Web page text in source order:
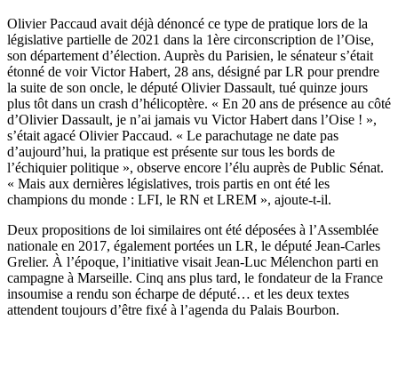
Olivier Paccaud avait déjà dénoncé ce type de pratique lors de la
législative partielle de 2021 dans la 1ère circonscription de l’Oise,
son département d’élection. Auprès du Parisien, le sénateur s’était
étonné de voir Victor Habert, 28 ans, désigné par LR pour prendre
la suite de son oncle, le député Olivier Dassault, tué quinze jours
plus tôt dans un crash d’hélicoptère. « En 20 ans de présence au côté
d’Olivier Dassault, je n’ai jamais vu Victor Habert dans l’Oise ! »,
s’était agacé Olivier Paccaud. « Le parachutage ne date pas
d’aujourd’hui, la pratique est présente sur tous les bords de
l’échiquier politique », observe encore l’élu auprès de Public Sénat.
« Mais aux dernières législatives, trois partis en ont été les
champions du monde : LFI, le RN et LREM », ajoute-t-il.
Deux propositions de loi similaires ont été déposées à l’Assemblée
nationale en 2017, également portées un LR, le député Jean-Carles
Grelier. À l’époque, l’initiative visait Jean-Luc Mélenchon parti en
campagne à Marseille. Cinq ans plus tard, le fondateur de la France
insoumise a rendu son écharpe de député… et les deux textes
attendent toujours d’être fixé à l’agenda du Palais Bourbon.